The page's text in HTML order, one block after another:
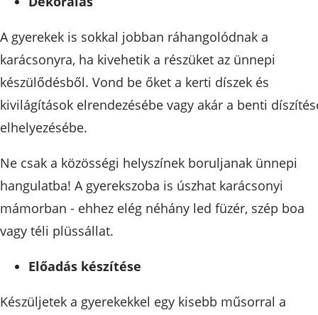
A gyerekek is sokkal jobban ráhangolódnak a
karácsonyra, ha kivehetik a részüket az ünnepi
készülődésből. Vond be őket a kerti díszek és
kivilágítások elrendezésébe vagy akár a benti
elhelyezésébe.
Ne csak a közösségi helyszínek boruljanak ünnepi
hangulatba! A gyerekszoba is úszhat karácsonyi
mámorban - ehhez elég néhány led füzér, szép boa
vagy téli plüssállat.
Előadás készítése
Készüljetek a gyerekekkel egy kisebb műsorral a